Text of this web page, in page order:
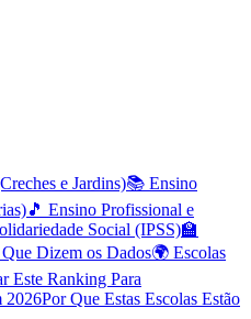
e Jardins)📚 Ensino
🎵 Ensino Profissional e
Social (IPSS)🏫
Dizem os Dados🌍 Escolas
Este Ranking Para
2026Por Que Estas Escolas Estão